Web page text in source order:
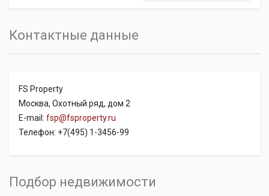
Контактные данные
FS Property
Москва, Охотный ряд, дом 2
E-mail: fsp@fsproperty.ru
Телефон: +7(495) 1-3456-99
Подбор недвижимости